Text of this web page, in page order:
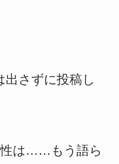
さずに投稿し
性は……もう語ら